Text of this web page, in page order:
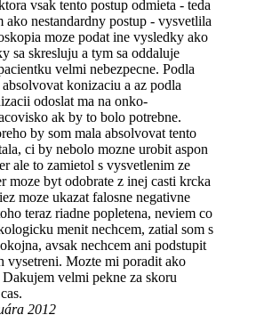
vsak tento postup odmieta - teda
ako nestandardny postup - vysvetlila
moze podat ine vysledky ako
sa skresluju a tym sa oddaluje
velmi nebezpecne. Podla
konizaciu a az podla
odoslat ma na onko-
ak by to bolo potrebne.
by som mala absolvovat tento
ci by nebolo mozne urobit aspon
ale to zamietol s vysvetlenim ze
moze byt odobrate z inej casti krcka
moze ukazat falosne negativne
teraz riadne popletena, neviem co
menit nechcem, zatial som s
avsak nechcem ani podstupit
vysetreni. Mozte mi poradit ako
velmi pekne za skoru
2012